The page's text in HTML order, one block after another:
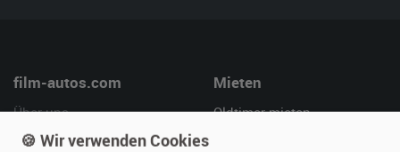
film-autos.com
Über uns
Leistungen
Mieten
Oldtimer mieten
🍪 Wir verwenden Cookies